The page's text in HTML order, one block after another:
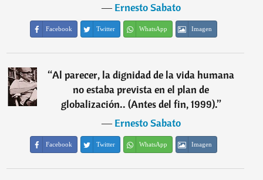
―Ernesto Sabato
Facebook Twitter WhatsApp Imagen
“Al parecer, la dignidad de la vida humana
no estaba prevista en el plan de
globalización.. (Antes del fin, 1999).”
―Ernesto Sabato
Facebook Twitter WhatsApp Imagen